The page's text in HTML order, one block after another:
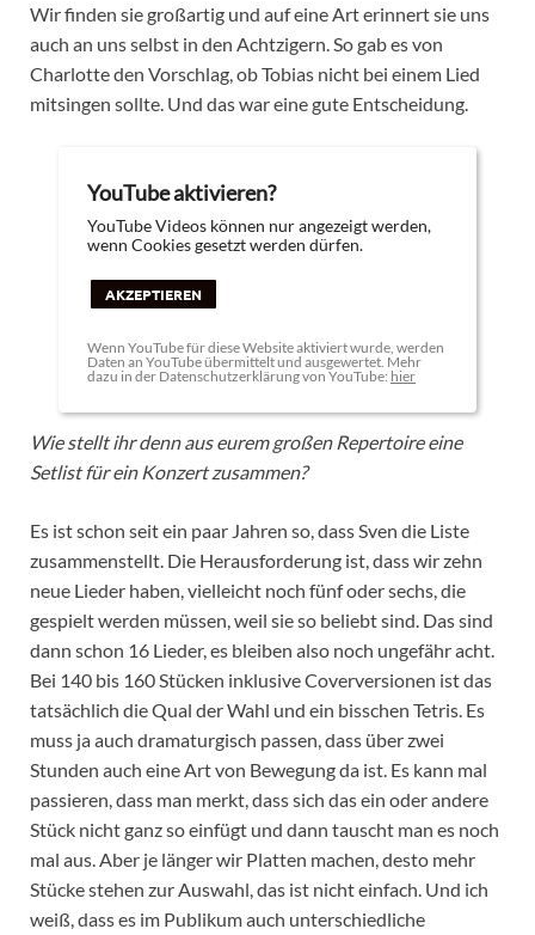
Wir finden sie großartig und auf eine Art erinnert sie uns
auch an uns selbst in den Achtzigern. So gab es von
Charlotte den Vorschlag, ob Tobias nicht bei einem Lied
mitsingen sollte. Und das war eine gute Entscheidung.
YouTube aktivieren?
YouTube Videos können nur angezeigt werden,
wenn Cookies gesetzt werden dürfen.
AKZEPTIEREN
Wenn YouTube für diese Website aktiviert wurde, werden
Daten an YouTube übermittelt und ausgewertet. Mehr
dazu in der Datenschutzerklärung von YouTube: hier
Wie stellt ihr denn aus eurem großen Repertoire eine
Setlist für ein Konzert zusammen?
Es ist schon seit ein paar Jahren so, dass Sven die Liste
zusammenstellt. Die Herausforderung ist, dass wir zehn
neue Lieder haben, vielleicht noch fünf oder sechs, die
gespielt werden müssen, weil sie so beliebt sind. Das sind
dann schon 16 Lieder, es bleiben also noch ungefähr acht.
Bei 140 bis 160 Stücken inklusive Coverversionen ist das
tatsächlich die Qual der Wahl und ein bisschen Tetris. Es
muss ja auch dramaturgisch passen, dass über zwei
Stunden auch eine Art von Bewegung da ist. Es kann mal
passieren, dass man merkt, dass sich das ein oder andere
Stück nicht ganz so einfügt und dann tauscht man es noch
mal aus. Aber je länger wir Platten machen, desto mehr
Stücke stehen zur Auswahl, das ist nicht einfach. Und ich
weiß, dass es im Publikum auch unterschiedliche